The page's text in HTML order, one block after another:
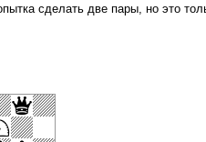
сделать две пары, но это